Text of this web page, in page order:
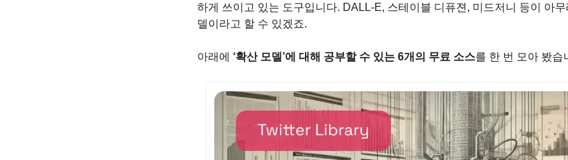
하게 쓰이고 있는 도구입니다. DALL-E, 스테이블 디퓨젼, 미드저니 등이 아
델이라고 할 수 있겠죠.
아래에 ‘확산 모델’에 대해 공부할 수 있는 6개의 무료 소스를 한 번 모아 봤습